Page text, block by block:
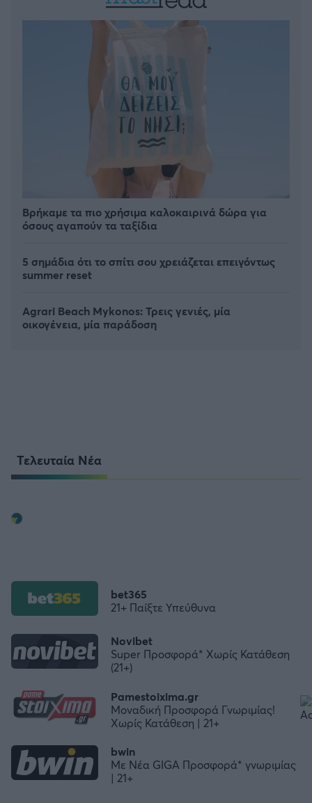
Βρήκαμε τα πιο χρήσιμα καλοκαιρινά δώρα για
όσους αγαπούν τα ταξίδια
5 σημάδια ότι το σπίτι σου χρειάζεται επειγόντως
summer reset
Agrari Beach Mykonos: Τρεις γενιές, μία
οικογένεια, μία παράδοση
Τελευταία Νέα
bwin
Με Νέα GIGA Προσφορά* γνωριμίας
| 21+
Novibet
Super Προσφορά* Χωρίς Κατάθεση
(21+)
Pamestoixima.gr
Μοναδική Προσφορά Γνωριμίας!
Χωρίς Κατάθεση | 21+
bet365
21+ Παίξτε Υπεύθυνα